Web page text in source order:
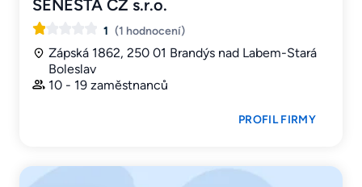
SENESTA CZ s.r.o.
1 (1 hodnocení)
Zápská 1862, 250 01 Brandýs nad Labem-Stará
Boleslav
10 - 19 zaměstnanců
PROFIL FIRMY